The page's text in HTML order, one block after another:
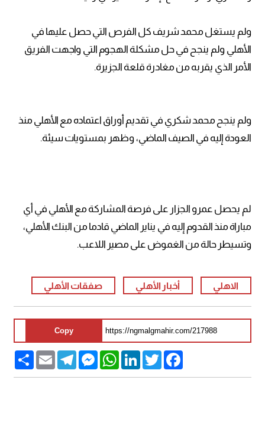
ولم يستغل محمد شريف كل الفرص التي حصل عليها في
الأهلي ولم ينجح في حل مشكلة الهجوم التي واجهت الفريق
الأمر الذي يقربه من مغادرة قلعة الجزيرة.
ولم ينجح محمد شكري في تقديم أوراق اعتماده مع الأهلي منذ
العودة إليه في الصيف الماضي، وظهر بمستويات سيئة.
لم يحصل عمرو الجزار على فرصة المشاركة مع الأهلي في أي
مباراة منذ القدوم إليه في يناير الماضي قادما من البنك الأهلي،
وتسيطر حالة من الغموض على مصير اللاعب.
الاهلي أخبار الأهلي صفقات الأهلي
Copy
Share Email
TelegramMessengerWhatsAppLinkedInTwitter
Facebook